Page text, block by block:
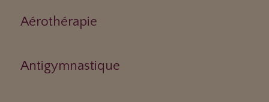
Aérothérapie
Antigymnastique